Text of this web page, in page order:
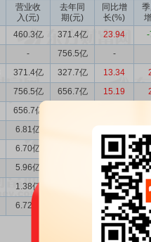
营业收
入(元)
去年同
期(元)
同比增
长(%)
460.3亿 371.4亿 23.94 -
- 756.5亿 -
371.4亿 327.7亿 13.34
756.5亿 656.7亿 15.19
656.7亿
6.81亿
6.70亿
5.96亿 -11.25
1.38亿 -12.93
6.72亿 -17.28